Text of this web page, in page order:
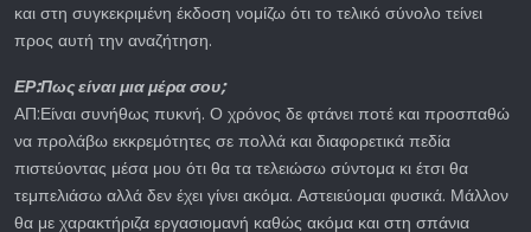
και στη συγκεκριμένη έκδοση νομίζω ότι το τελικό σύνολο τείνει
προς αυτή την αναζήτηση.
ΕΡ:Πως είναι μια μέρα σου;
ΑΠ:Είναι συνήθως πυκνή. Ο χρόνος δε φτάνει ποτέ και προσπαθώ
να προλάβω εκκρεμότητες σε πολλά και διαφορετικά πεδία
πιστεύοντας μέσα μου ότι θα τα τελειώσω σύντομα κι έτσι θα
τεμπελιάσω αλλά δεν έχει γίνει ακόμα. Αστειεύομαι φυσικά. Μάλλον
θα με χαρακτήριζα εργασιομανή καθώς ακόμα και στη σπάνια